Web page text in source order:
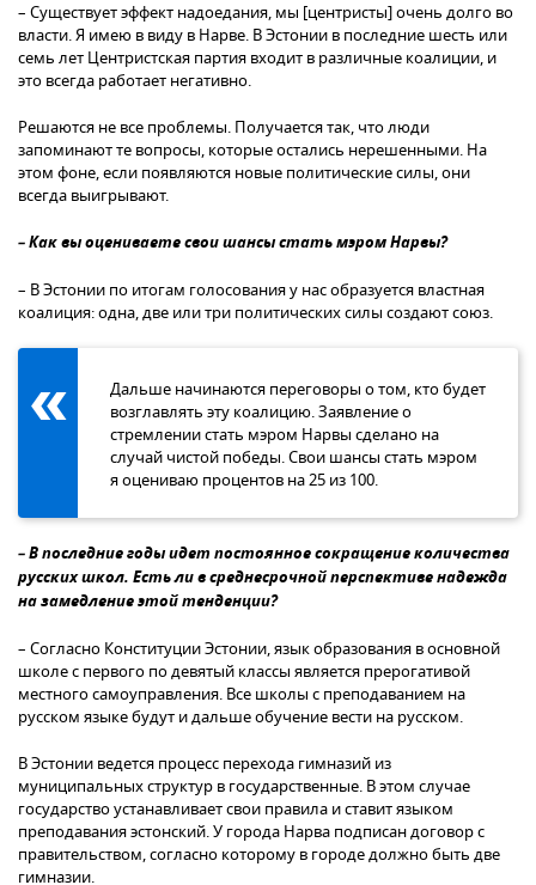
– Существует эффект надоедания, мы [центристы] очень долго во
власти. Я имею в виду в Нарве. В Эстонии в последние шесть или
семь лет Центристская партия входит в различные коалиции, и
это всегда работает негативно.
Решаются не все проблемы. Получается так, что люди
запоминают те вопросы, которые остались нерешенными. На
этом фоне, если появляются новые политические силы, они
всегда выигрывают.
– Как вы оцениваете свои шансы стать мэром Нарвы?
– В Эстонии по итогам голосования у нас образуется властная
коалиция: одна, две или три политических силы создают союз.
Дальше начинаются переговоры о том, кто будет
возглавлять эту коалицию. Заявление о
стремлении стать мэром Нарвы сделано на
случай чистой победы. Свои шансы стать мэром
я оцениваю процентов на 25 из 100.
– В последние годы идет постоянное сокращение количества
русских школ. Есть ли в среднесрочной перспективе надежда
на замедление этой тенденции?
– Согласно Конституции Эстонии, язык образования в основной
школе с первого по девятый классы является прерогативой
местного самоуправления. Все школы с преподаванием на
русском языке будут и дальше обучение вести на русском.
В Эстонии ведется процесс перехода гимназий из
муниципальных структур в государственные. В этом случае
государство устанавливает свои правила и ставит языком
преподавания эстонский. У города Нарва подписан договор с
правительством, согласно которому в городе должно быть две
гимназии.